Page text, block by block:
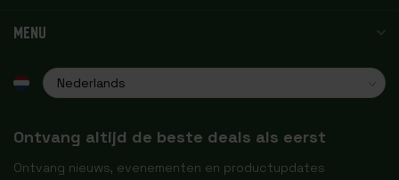
MENU
Ontvang altijd de beste deals als eerst
Ontvang nieuws, evenementen en productupdates